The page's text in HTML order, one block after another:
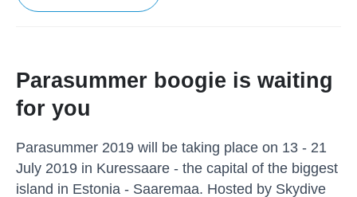
Parasummer boogie is waiting
for you
Parasummer 2019 will be taking place on 13 - 21
July 2019 in Kuressaare - the capital of the biggest
island in Estonia - Saaremaa. Hosted by Skydive